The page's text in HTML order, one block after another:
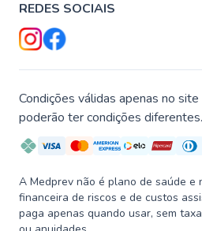
REDES SOCIAIS
Condições válidas apenas no
poderão ter condições
A Medprev não é plano de saúde e
financeira de riscos e de custos
paga apenas quando usar, sem